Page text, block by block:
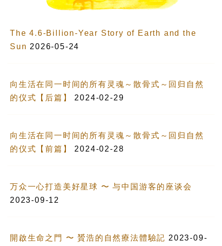
The 4.6-Billion-Year Story of Earth and the
Sun 2026-05-24
向生活在同一时间的所有灵魂～散骨式～回归自然
的仪式【后篇】
2024-02-29
向生活在同一时间的所有灵魂～散骨式～回归自然
的仪式【前篇】
2024-02-28
万众一心打造美好星球 〜 与中国游客的座谈会
2023-09-12
開啟生命之門 〜 贇浩的自然療法體驗記 2023-09-